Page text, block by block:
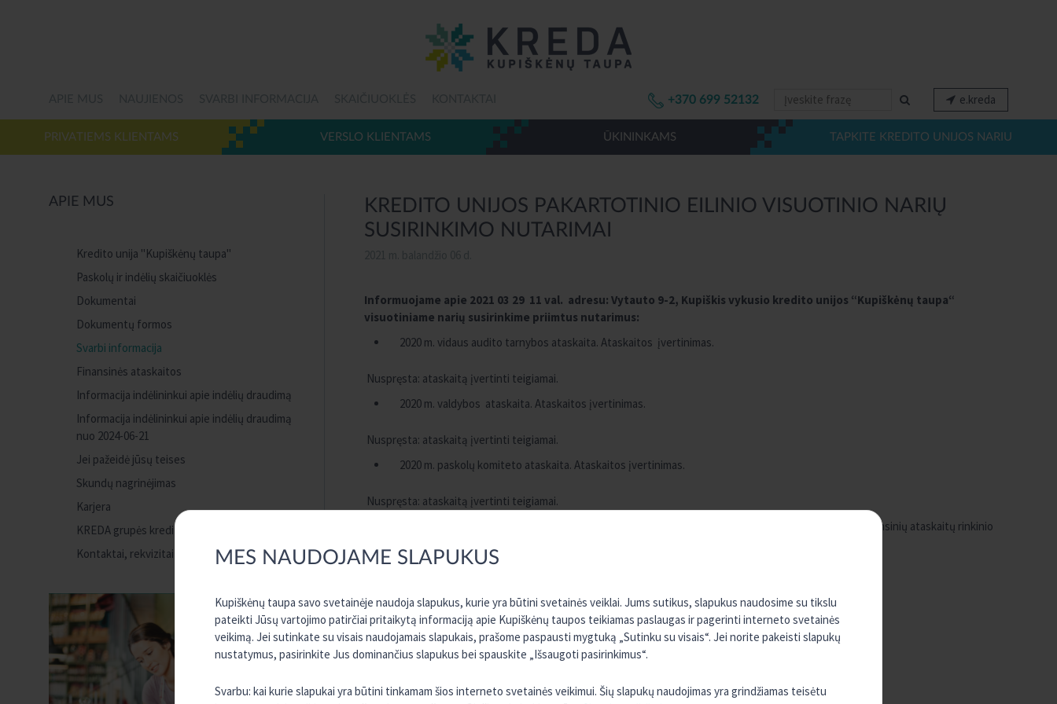
MES NAUDOJAME SLAPUKUS
Kupiškėnų taupa savo svetainėje naudoja slapukus, kurie yra būtini svetainės veiklai. Jums sutikus, slapukus naudosime su tikslu
pateikti Jūsų vartojimo patirčiai pritaikytą informaciją apie Kupiškėnų taupos teikiamas paslaugas ir pagerinti interneto svetainės
veikimą. Jei sutinkate su visais naudojamais slapukais, prašome paspausti mygtuką „Sutinku su visais“. Jei norite pakeisti slapukų
nustatymus, pasirinkite Jus dominančius slapukus bei spauskite „Išsaugoti pasirinkimus“.
Svarbu: kai kurie slapukai yra būtini tinkamam šios interneto svetainės veikimui. Šių slapukų naudojimas yra grindžiamas teisėtu
+370 699 52132 e.kreda
PRIVATIEMS KLIENTAMS VERSLO KLIENTAMS ŪKININKAMS TAPKITE KREDITO UNIJOS NARIU
KREDITO UNIJOS PAKARTOTINIO EILINIO VISUOTINIO NARIŲ
SUSIRINKIMO NUTARIMAI
Informuojame apie 2021 03 29 11 val. adresu: Vytauto 9-2, Kupiškis vykusio kredito unijos “Kupiškėnų taupa“
visuotiniame narių susirinkime priimtus nutarimus:
2020 m. vidaus audito tarnybos ataskaita. Ataskaitos įvertinimas.
Nuspręsta: ataskaitą įvertinti teigiamai.
2020 m. valdybos ataskaita. Ataskaitos įvertinimas.
Nuspręsta: ataskaitą įvertinti teigiamai.
2020 m. paskolų komiteto ataskaita. Ataskaitos įvertinimas.
Nuspręsta: ataskaitą įvertinti teigiamai.
2020 m. metinių finansinių ataskaitų rinkinio ir pelno paskirstymo projekto pristatymas. Metinių finansinių ataskaitų rinkinio
4.2. Nuspręsta: visą 2020 m. pelną skirti į rezervus.
2021 metų kredito unijos pajamų ir išlaidų sąmatos tvirtinimas.
APIE MUS
Kredito unija "Kupiškėnų taupa"
Paskolų ir indėlių skaičiuoklės
Dokumentai
Dokumentų formos
Svarbi informacija
Finansinės ataskaitos
Informacija indėlininkui apie indėlių draudimą
Informacija indėlininkui apie indėlių draudimą
nuo 2024-06-21
Jei pažeidė jūsų teises
Skundų nagrinėjimas
Karjera
KREDA grupės kredito unijos
Kontaktai, rekvizitai